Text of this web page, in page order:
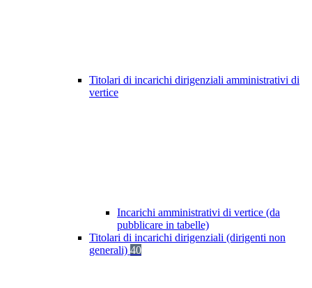
Titolari di incarichi dirigenziali amministrativi di
vertice
Incarichi amministrativi di vertice (da
pubblicare in tabelle)
Titolari di incarichi dirigenziali (dirigenti non
generali) 40